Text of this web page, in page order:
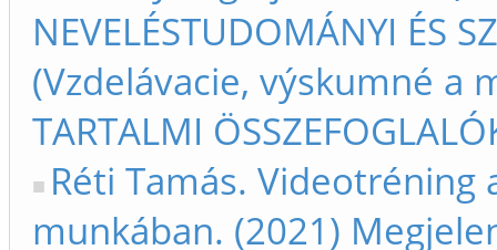
NEVELÉSTUDOMÁNYI ÉS
(Vzdelávacie, výskumné a
TARTALMI
Réti Tamás. Videotréning
munkában. (2021)